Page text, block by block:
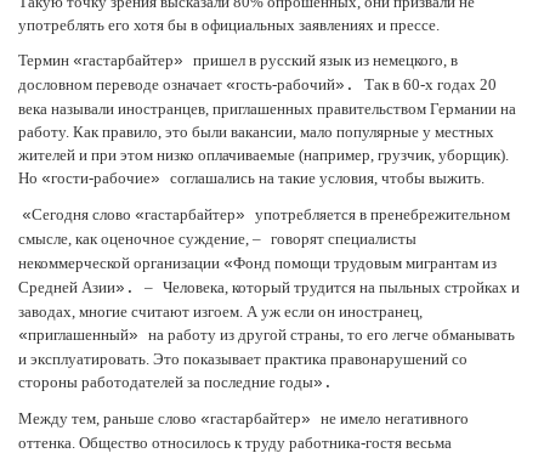
употреблять его хотя бы в официальных заявлениях и прессе.
Термин «гастарбайтер» пришел в русский язык из немецкого, в
дословном переводе означает «гость-рабочий». Так в 60-х годах 20
века называли иностранцев, приглашенных правительством Германии на
работу. Как правило, это были вакансии, мало популярные у местных
жителей и при этом низко оплачиваемые (например, грузчик, уборщик).
Но «гости-рабочие» соглашались на такие условия, чтобы выжить.
«Сегодня слово «гастарбайтер» употребляется в пренебрежительном
смысле, как оценочное суждение, – говорят специалисты
некоммерческой организации «Фонд помощи трудовым мигрантам из
Средней Азии». – Человека, который трудится на пыльных стройках и
заводах, многие считают изгоем. А уж если он иностранец,
«приглашенный» на работу из другой страны, то его легче обманывать
и эксплуатировать. Это показывает практика правонарушений со
стороны работодателей за последние годы».
Между тем, раньше слово «гастарбайтер» не имело негативного
оттенка. Общество относилось к труду работника-гостя весьма